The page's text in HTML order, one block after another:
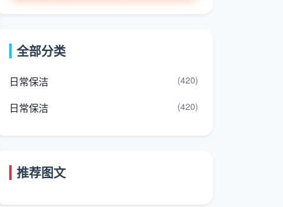
全部分类
日常保洁 (420)
日常保洁 (420)
推荐图文